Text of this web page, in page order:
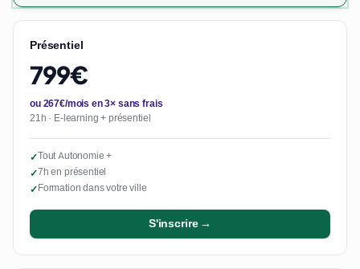
Présentiel
799€
ou 267€/mois en 3× sans frais
21h · E-learning + présentiel
✓Tout Autonomie +
✓7h en présentiel
✓Formation dans votre ville
S'inscrire →